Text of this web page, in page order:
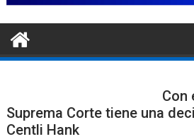
Con el
Suprema Corte tiene una
Centli Hank